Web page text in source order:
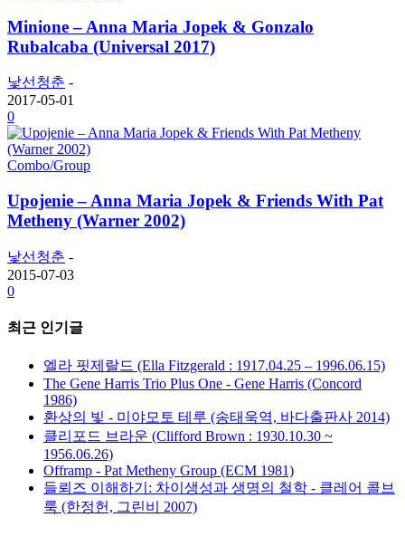
Minione – Anna Maria Jopek & Gonzalo
Rubalcaba (Universal 2017)
낯선청춘 -
2017-05-01
0
Combo/Group
Upojenie – Anna Maria Jopek & Friends With Pat
Metheny (Warner 2002)
낯선청춘 -
2015-07-03
0
최근 인기글
엘라 핏제랄드 (Ella Fitzgerald : 1917.04.25 – 1996.06.15)
The Gene Harris Trio Plus One - Gene Harris (Concord
1986)
환상의 빛 - 미야모토 테루 (송태욱역, 바다출판사 2014)
클리포드 브라운 (Clifford Brown : 1930.10.30 ~
1956.06.26)
Offramp - Pat Metheny Group (ECM 1981)
들뢰즈 이해하기: 차이생성과 생명의 철학 - 클레어 콜브
룩 (한정헌, 그린비 2007)